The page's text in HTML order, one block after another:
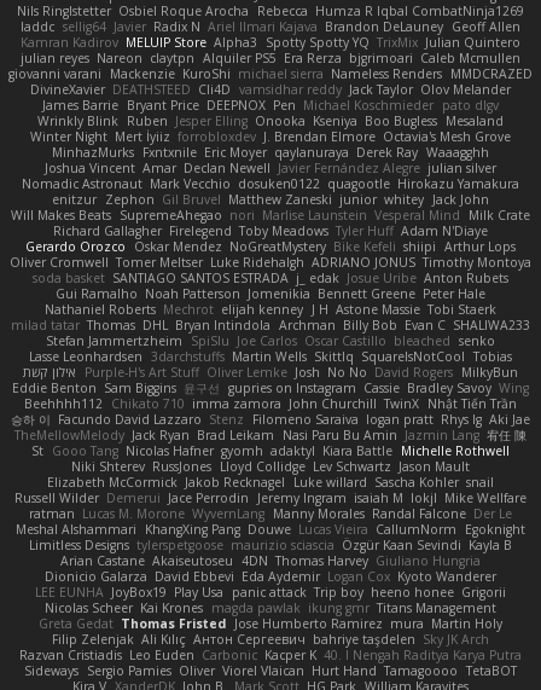
Nils Ringlstetter Osbiel Roque Arocha Rebecca Humza R Iqbal CombatNinja1269
laddc sellig64 Javier Radix N Ariel Ilmari Kajava Brandon DeLauney Geoff Allen
Kamran Kadirov MELUIP Store Alpha3 Spotty Spotty YQ TrixMix Julian Quintero
julian reyes Nareon claytpn Alquiler PS5 Era Rerza bjgrimoari Caleb Mcmullen
giovanni varani
Mackenzie KuroShi michael sierra Nameless Renders MMDCRAZED
DivineXavier DEATHSTEED Cli4D vamsidhar reddy Jack Taylor Olov Melander
James Barrie Bryant Price DEEPNOX Pen Michael Koschmieder pato dlgv
Wrinkly Blink Ruben Jesper Elling Onooka Kseniya Boo Bugless Mesaland
Winter Night Mert İyiiz forrobloxdev J. Brendan Elmore Octavia's Mesh Grove
MinhazMurks Fxntxnile Eric Moyer qaylanuraya Derek Ray Waaagghh
Joshua Vincent Amar Declan Newell Javier Fernández Alegre julian silver
Nomadic Astronaut Mark Vecchio dosuken0122 quagootle Hirokazu Yamakura
enitzur Zephon Gil Bruvel Matthew Zaneski junior whitey Jack John
Will Makes Beats SupremeAhegao nori Marlise Launstein Vesperal Mind
Milk Crate
Richard Gallagher Firelegend Toby Meadows Tyler Huff Adam N'Diaye
Gerardo Orozco
Oskar Mendez NoGreatMystery Bike Kefeli shiipi Arthur Lops
Oliver Cromwell Tomer Meltser Luke Ridehalgh ADRIANO JONUS Timothy Montoya
soda basket SANTIAGO SANTOS ESTRADA j_ edak Josue Uribe Anton Rubets
Gui Ramalho Noah Patterson Jomenikia Bennett Greene Peter Hale
Nathaniel Roberts Mechrot elijah kenney J H Astone Massie Tobi Staerk
milad tatar Thomas DHL Bryan Intindola Archman Billy Bob Evan C SHALIWA233
Stefan Jammertzheim
SpiSlu Joe Carlos Oscar Castillo bleached senko
Lasse Leonhardsen 3darchstuffs Martin Wells Skittlq SquareIsNotCool Tobias
אילון קשת
Purple-H's Art Stuff Oliver Lemke Josh No No David Rogers MilkyBun
Eddie Benton Sam Biggins 윤구선 gupries on Instagram Cassie Bradley Savoy Wing
Beehhhh112 Chikato 710 imma zamora John Churchill TwinX Nhật Tiến Trần
승하 이 Facundo David Lazzaro Stenz Filomeno Saraiva logan pratt Rhys lg Aki Jae
TheMellowMelody Jack Ryan Brad Leikam Nasi Paru Bu Amin Jazmin Lang 宥任 陳
St Gooo Tang Nicolas Hafner gyomh adaktyl Kiara Battle Michelle Rothwell
Niki Shterev RussJones Lloyd Collidge Lev Schwartz Jason Mault
Elizabeth McCormick Jakob Recknagel Luke willard Sascha Kohler snail
Russell Wilder Demerui Jace Perrodin Jeremy Ingram isaiah M lokjl Mike Wellfare
ratman Lucas M. Morone WyvernLang Manny Morales Randal Falcone Der Le
Meshal Alshammari
KhangXing Pang Douwe Lucas Vieira CallumNorm
Egoknight
Limitless Designs tylerspetgoose maurizio sciascia Özgür Kaan Sevindi Kayla B
Arian Castane Akaiseutoseu 4DN Thomas Harvey Giuliano Hungria
Dionicio Galarza David Ebbevi Eda Aydemir Logan Cox Kyoto Wanderer
LEE EUNHA JoyBox19 Play Usa panic attack Trip boy heeno honee Grigorii
Nicolas Scheer Kai Krones magda pawlak ikung gmr Titans Management
Greta Gedat Thomas Fristed Jose Humberto Ramirez mura Martin Holy
Filip Zelenjak Ali Kılıç Антон Сергеевич bahriye taşdelen Sky JK Arch
Razvan Cristiadis Leo Euden Carbonic Kacper K 40. I Nengah Raditya Karya Putra
Sideways Sergio Pamies Oliver Viorel Vlaican Hurt Hand Tamagoooo TetaBOT
Kira V XanderDK John B. Mark Scott HG Park William Karavites